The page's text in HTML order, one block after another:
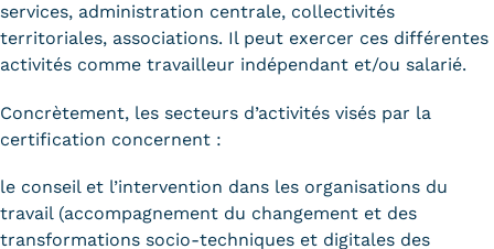
services, administration centrale, collectivités
territoriales, associations. Il peut exercer ces différentes
activités comme travailleur indépendant et/ou salarié.
Concrètement, les secteurs d’activités visés par la
certification concernent :
le conseil et l’intervention dans les organisations du
travail (accompagnement du changement et des
transformations socio-techniques et digitales des